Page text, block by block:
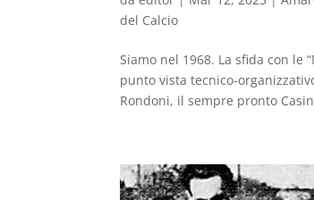
del Calcio
Siamo nel 1968. La sfida con le
punto vista tecnico-
Rondoni, il sempre pronto